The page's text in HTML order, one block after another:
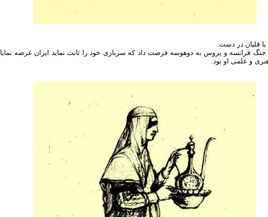
با قلیان در دست.
جنگ فرانسه و پروس به دوهوسه فرصت داد که سربازی خود را ثابت نماید ایران عرصه نمایا
و علمی او بود.